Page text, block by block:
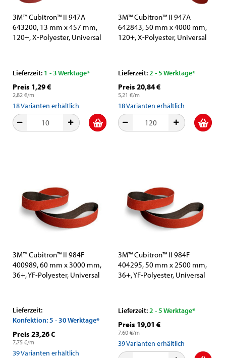
3M™ Cubitron™ II 947A
643200, 13 mm x 457 mm,
120+, X-Polyester, Universal
Lieferzeit: 1 - 3 Werktage*
Preis 1,29 €
2,82 €/m
18Varianten erhältlich
3M™ Cubitron™ II 947A
642843, 50 mm x 4000 mm,
120+, X-Polyester, Universal
Lieferzeit:2 - 5 Werktage*
Preis 20,84 €
5,21 €/m
18Varianten erhältlich
3M™ Cubitron™ II 984F
400989, 60 mm x 3000 mm,
36+, YF-Polyester, Universal
Aluminiumoxid-Schleifkorn
Lieferzeit:
Konfektion: 5 - 30 Werktage*
Preis 23,26 €
7,75 €/m
39Varianten erhältlich
3M™ Cubitron™ II 984F
404295, 50 mm x 2500 mm,
36+, YF-Polyester, Universal
Lieferzeit:2 - 5 Werktage*
Preis 19,01 €
7,60 €/m
39Varianten erhältlich